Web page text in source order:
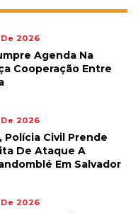
2026
Agenda Na
Cooperação Entre
2026
Polícia Civil Prende
De Ataque A
Em Salvador
2026